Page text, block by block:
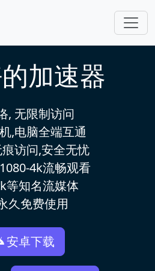
加速器
, 无限制访问
,电脑全端互通
访问,安全无忧
4k流畅观看
等知名流媒体
久免费使用
安卓下载